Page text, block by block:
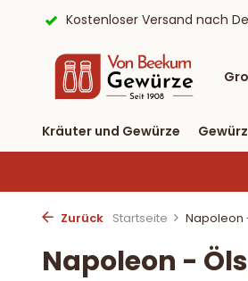
Versand nach Deutschland
Kräuter und Gewürze
Zurück Startseite Napoleon
Napoleon -